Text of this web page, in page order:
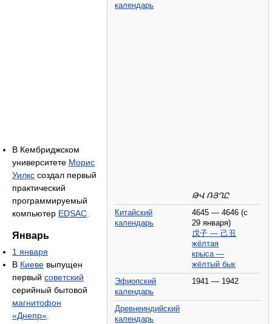
календарь
ԹՎ ՌՅՂԸ
Китайский
календарь
4645 — 4646 (с
29 января)
戊子 — 己丑
жёлтая
крыса —
жёлтый бык
Эфиопский
календарь
1941 — 1942
Древнеиндийский
календарь
В Кембриджском
университете Морис
Уилкс создал первый
практический
программируемый
компьютер EDSAC.
Январь
1 января
В Киеве выпущен
первый советский
серийный бытовой
магнитофон
«Днепр».